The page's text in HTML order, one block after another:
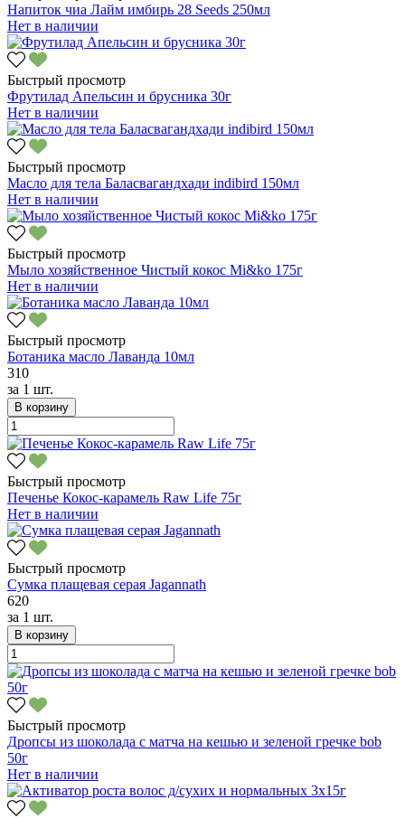
Напиток чиа Лайм имбирь 28 Seeds 250мл
Нет в наличии
Быстрый просмотр
Фрутилад Апельсин и брусника 30г
Нет в наличии
Быстрый просмотр
Масло для тела Баласвагандхади indibird 150мл
Нет в наличии
Быстрый просмотр
Мыло хозяйственное Чистый кокос Mi&ko 175г
Нет в наличии
Быстрый просмотр
Ботаника масло Лаванда 10мл
310
за 1 шт.
В корзину
Быстрый просмотр
Печенье Кокос-карамель Raw Life 75г
Нет в наличии
Быстрый просмотр
Сумка плащевая cерая Jagannath
620
за 1 шт.
В корзину
Быстрый просмотр
Дропсы из шоколада с матча на кешью и зеленой гречке bob
50г
Нет в наличии